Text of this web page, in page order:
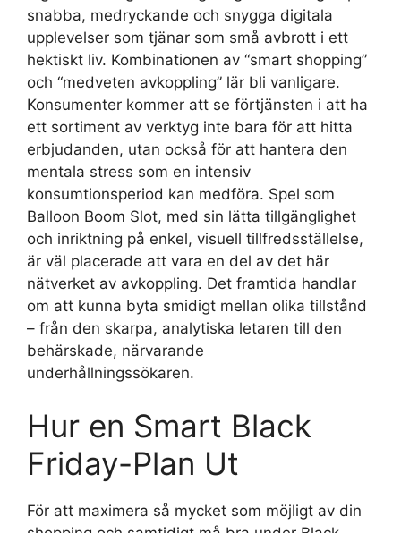
snabba, medryckande och snygga digitala
upplevelser som tjänar som små avbrott i ett
hektiskt liv. Kombinationen av “smart shopping”
och “medveten avkoppling” lär bli vanligare.
Konsumenter kommer att se förtjänsten i att ha
ett sortiment av verktyg inte bara för att hitta
erbjudanden, utan också för att hantera den
mentala stress som en intensiv
konsumtionsperiod kan medföra. Spel som
Balloon Boom Slot, med sin lätta tillgänglighet
och inriktning på enkel, visuell tillfredsställelse,
är väl placerade att vara en del av det här
nätverket av avkoppling. Det framtida handlar
om att kunna byta smidigt mellan olika tillstånd
– från den skarpa, analytiska letaren till den
behärskade, närvarande
underhållningssökaren.
Hur en Smart Black
Friday-Plan Ut
För att maximera så mycket som möjligt av din